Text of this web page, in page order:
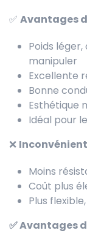
✅ Avantages
Poids
manipuler
Excellente
Bonne
Esthétique
Idéal pour
❌
Moins
Coût plus
Plus
✅ Avantages